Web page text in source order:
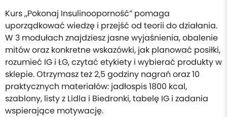
Kurs „Pokonaj Insulinooporność” pomaga
uporządkować wiedzę i przejść od teorii do działania.
W 3 modułach znajdziesz jasne wyjaśnienia, obalenie
mitów oraz konkretne wskazówki, jak planować posiłki,
rozumieć IG i ŁG, czytać etykiety i wybierać produkty w
sklepie. Otrzymasz też 2,5 godziny nagrań oraz 10
praktycznych materiałów: jadłospis 1800 kcal,
szablony, listy z Lidla i Biedronki, tabelę IG i zadania
wspierające motywację.